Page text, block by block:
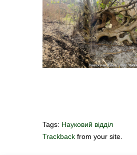
Tags: Науковий відділ
Trackback from your site.